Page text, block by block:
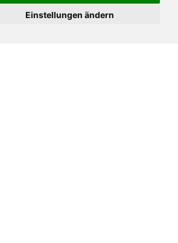
Einstellungen ändern